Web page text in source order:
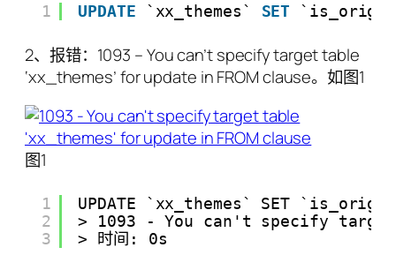
1 UPDATE `xx_themes` SET
2、报错：1093 – You can’t specify target table
‘xx_themes’ for update in FROM clause。如图1
图1
1
2
3
UPDATE `xx_themes` SET
> 1093 - You can't specify
> 时间: 0s